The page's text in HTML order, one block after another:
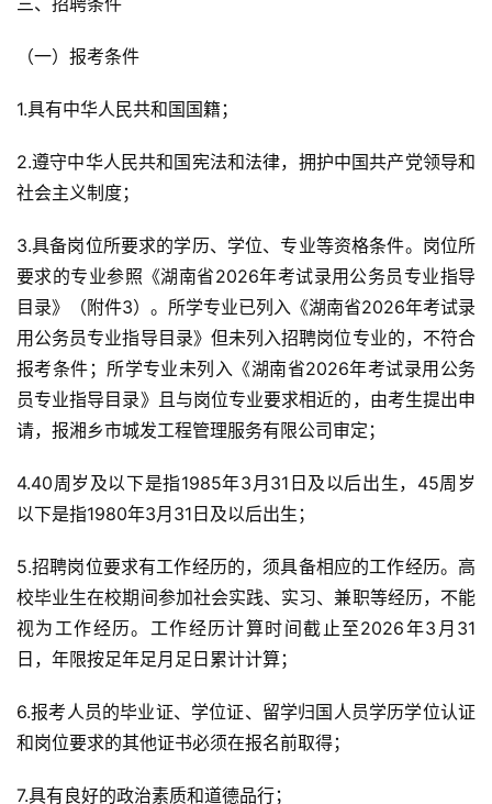
（一）报考条件
1.具有中华人民共和国国籍；
2.遵守中华人民共和国宪法和法律，拥护中国共产党领导和
社会主义制度；
3.具备岗位所要求的学历、学位、专业等资格条件。岗位所
要求的专业参照《湖南省2026年考试录用公务员专业指导
目录》（附件3）。所学专业已列入《湖南省2026年考试录
用公务员专业指导目录》但未列入招聘岗位专业的，不符合
报考条件；所学专业未列入《湖南省2026年考试录用公务
员专业指导目录》且与岗位专业要求相近的，由考生提出申
请，报湘乡市城发工程管理服务有限公司审定；
4.40周岁及以下是指1985年3月31日及以后出生，45周岁
以下是指1980年3月31日及以后出生；
5.招聘岗位要求有工作经历的，须具备相应的工作经历。高
校毕业生在校期间参加社会实践、实习、兼职等经历，不能
视为工作经历。工作经历计算时间截止至2026年3月31
日，年限按足年足月足日累计计算；
6.报考人员的毕业证、学位证、留学归国人员学历学位认证
和岗位要求的其他证书必须在报名前取得；
7.具有良好的政治素质和道德品行；